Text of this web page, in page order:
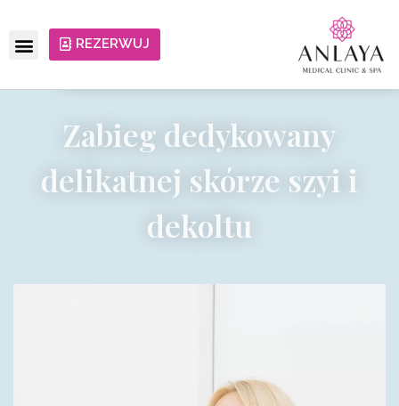
REZERWUJ
Zabieg dedykowany
delikatnej skórze szyi i
dekoltu